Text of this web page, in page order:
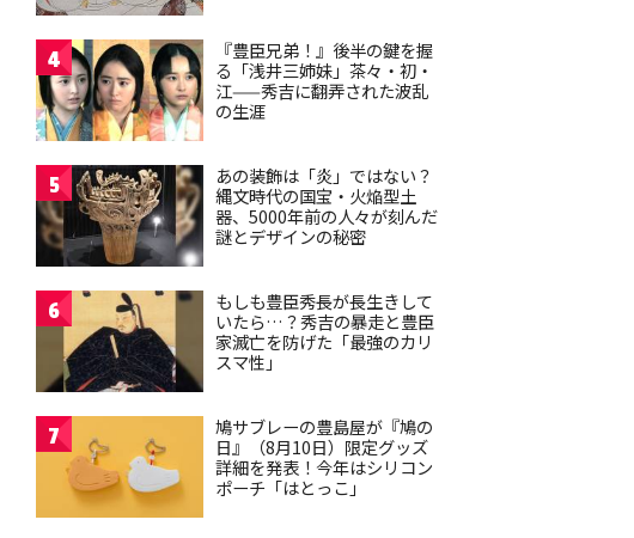
4
『豊臣兄弟！』後半の鍵を握
る「浅井三姉妹」茶々・初・
江——秀吉に翻弄された波乱
の生涯
5
あの装飾は「炎」ではない？
縄文時代の国宝・火焔型土
器、5000年前の人々が刻んだ
謎とデザインの秘密
6
もしも豊臣秀長が長生きして
いたら…？秀吉の暴走と豊臣
家滅亡を防げた「最強のカリ
スマ性」
7
鳩サブレーの豊島屋が『鳩の
日』（8月10日）限定グッズ
詳細を発表！今年はシリコン
ポーチ「はとっこ」